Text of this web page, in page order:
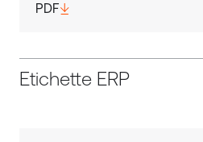
PDF
Etichette ERP